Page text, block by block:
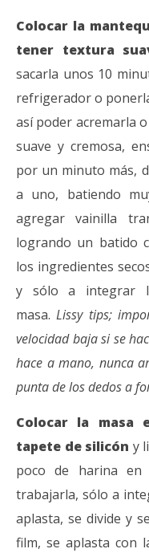
Colocar la
tener textura
sacarla unos 10
refrigerador o
así poder acremarla
suave y cremosa,
por un minuto más,
a uno, batiendo
agregar vainilla
logrando un batido
los ingredientes
y sólo a integrar
masa.Lissy tips;
velocidad baja si se
hace a mano, nunca
punta de los dedos a
Colocar la masa
tapete de silicón y
poco de harina
trabajarla, sólo a
aplasta, se divide y
film, se aplasta con